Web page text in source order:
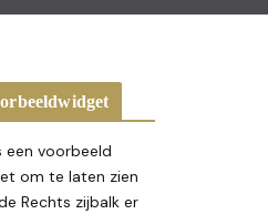
een voorbeeld
om te laten zien
Rechts zijbalk er